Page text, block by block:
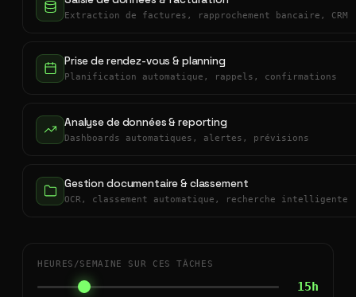
Extraction de factures, rapprochement bancaire, CRM
Prise de rendez-vous & planning
Planification automatique, rappels, confirmations
Analyse de données & reporting
Dashboards automatiques, alertes, prévisions
Gestion documentaire & classement
OCR, classement automatique, recherche intelligente
HEURES/SEMAINE SUR CES TÂCHES
15h